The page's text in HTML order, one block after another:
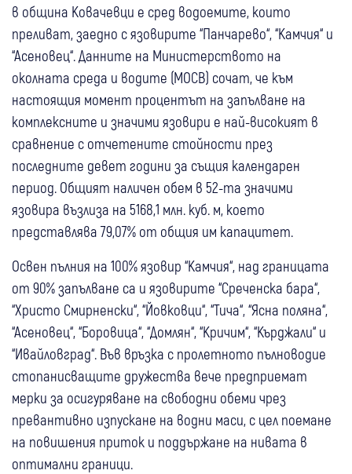
в община Ковачевци е сред водоемите, които
преливат, заедно с язовирите “Панчарево“, “Камчия“ и
“Асеновец“. Данните на Министерството на
околната среда и водите (МОСВ) сочат, че към
настоящия момент процентът на запълване на
комплексните и значими язовири е най-високият в
сравнение с отчетените стойности през
последните девет години за същия календарен
период. Общият наличен обем в 52-та значими
язовира възлиза на 5168,1 млн. куб. м, което
представлява 79,07% от общия им капацитет.
Освен пълния на 100% язовир “Камчия“, над границата
от 90% запълване са и язовирите “Среченска бара“,
“Христо Смирненски“, “Йовковци“, “Тича“, “Ясна поляна“,
“Асеновец“, “Боровица“, “Домлян“, “Кричим“, “Кърджали“ и
“Ивайловград“. Във връзка с пролетното пълноводие
стопанисващите дружества вече предприемат
мерки за осигуряване на свободни обеми чрез
превантивно изпускане на водни маси, с цел поемане
на повишения приток и поддържане на нивата в
оптимални граници.